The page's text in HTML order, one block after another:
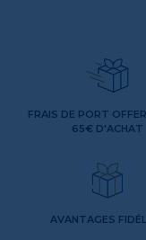
FRAIS DE PORT
65€ D'ACHAT
AVANTAGES